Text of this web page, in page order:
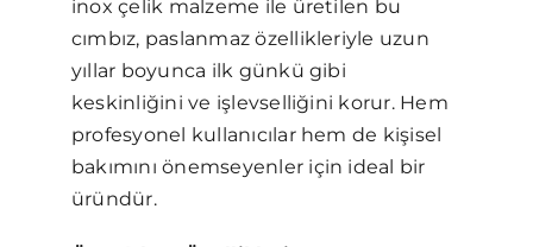
inox çelik malzeme ile üretilen bu
cımbız, paslanmaz özellikleriyle uzun
yıllar boyunca ilk günkü gibi
keskinliğini ve işlevselliğini korur. Hem
profesyonel kullanıcılar hem de kişisel
bakımını önemseyenler için ideal bir
üründür.